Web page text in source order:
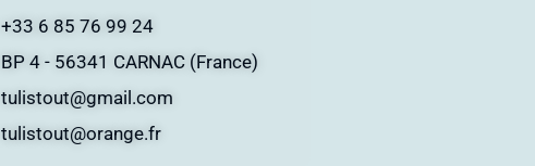
+33 6 85 76 99 24
BP 4 - 56341 CARNAC (France)
tulistout@gmail.com
tulistout@orange.fr